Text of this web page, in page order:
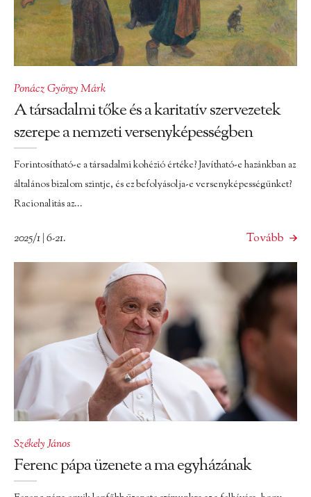
Ponácz György Márk
A társadalmi tőke és a karitatív szervezetek
szerepe a nemzeti versenyképességben
Forintosítható-e a társadalmi kohézió értéke? Javítható-e hazánkban az
általános bizalom szintje, és ez befolyásolja-e versenyképességünket?
Racionalitás az...
2025/1 | 6-21. Tovább
Székely János
Ferenc pápa üzenete a ma egyházának